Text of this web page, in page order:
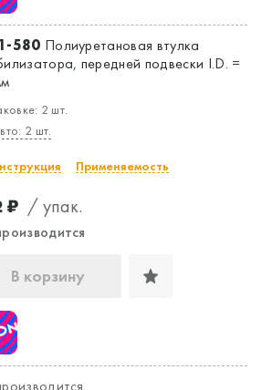
580 Полиуретановая втулка
передней подвески I.D. =
2 шт.
2 шт.
Применяемость
₽ / упак.
В корзину